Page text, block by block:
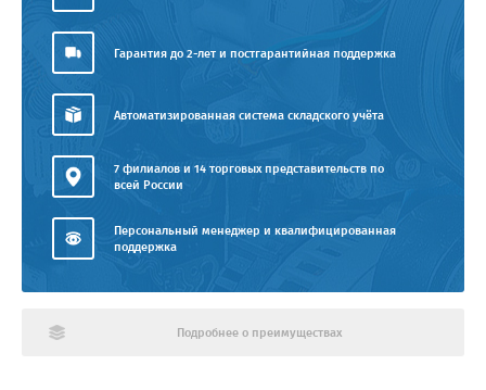
Гарантия до 2-лет и постгарантийная поддержка
Автоматизированная система складского учёта
7 филиалов и 14 торговых представительств по
всей России
Персональный менеджер и квалифицированная
поддержка
Подробнее о преимуществах